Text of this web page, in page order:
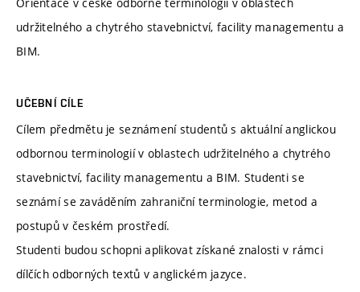
udržitelného a chytrého stavebnictví, facility managementu a
BIM.
UČEBNÍ CÍLE
Cílem předmětu je seznámení studentů s aktuální anglickou
odbornou terminologií v oblastech udržitelného a chytrého
stavebnictví, facility managementu a BIM. Studenti se
seznámí se zaváděním zahraniční terminologie, metod a
postupů v českém prostředí.
Studenti budou schopni aplikovat získané znalosti v rámci
dílčích odborných textů v anglickém jazyce.